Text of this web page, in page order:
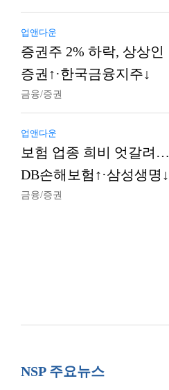
업앤다운
증권주 2% 하락, 상상인
증권↑·한국금융지주↓
금융/증권
업앤다운
보험 업종 희비 엇갈려…
DB손해보험↑·삼성생명↓
금융/증권
NSP 주요뉴스